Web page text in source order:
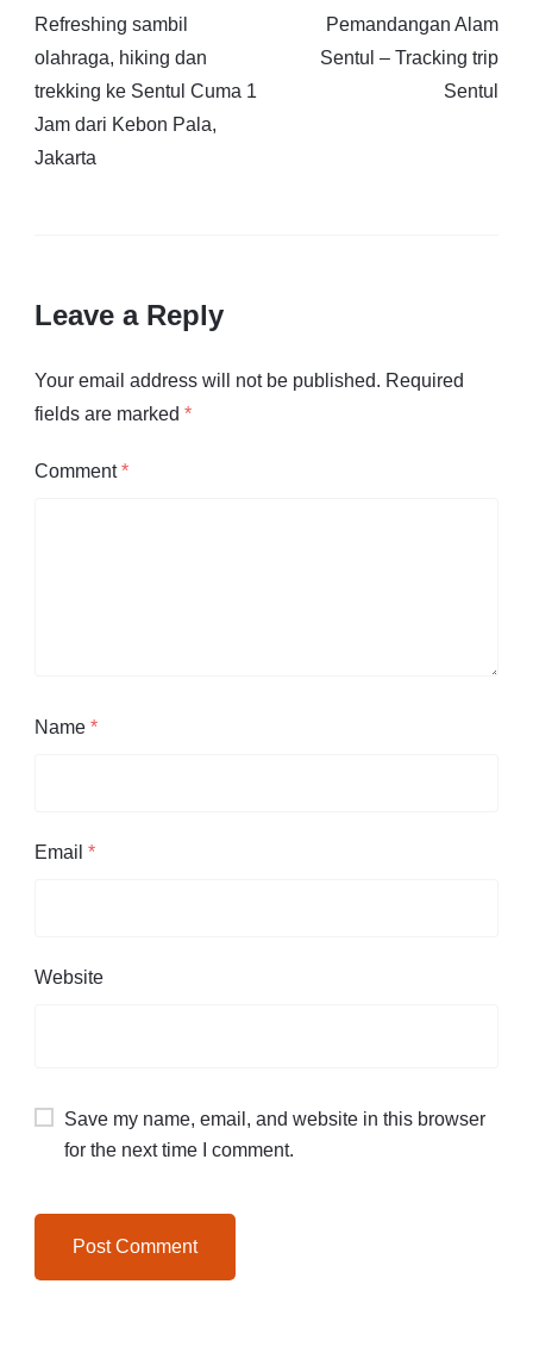
Refreshing sambil
olahraga, hiking dan
trekking ke Sentul Cuma 1
Jam dari Kebon Pala,
Jakarta
Pemandangan Alam
Sentul – Tracking trip
Sentul
Leave a Reply
Your email address will not be published. Required
fields are marked *
Comment*
Name *
Email *
Website
Save my name, email, and website in this browser
for the next time I comment.